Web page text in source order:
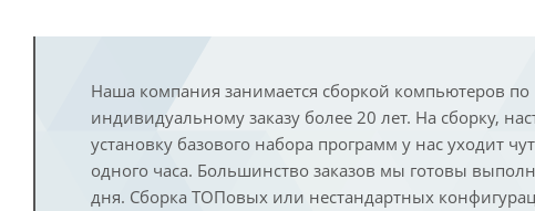
Наша компания занимается сборкой компьютеров по
индивидуальному заказу более 20 лет. На сборку,
установку базового набора программ у нас уходит
одного часа. Большинство заказов мы готовы
дня. Сборка ТОПовых или нестандартных